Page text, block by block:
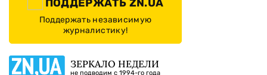
ПОДДЕРЖАТЬ ZN.UA
Поддержать независимую
журналистику!
ЗЕРКАЛО НЕДЕЛИ
не подводим с 1994-го года